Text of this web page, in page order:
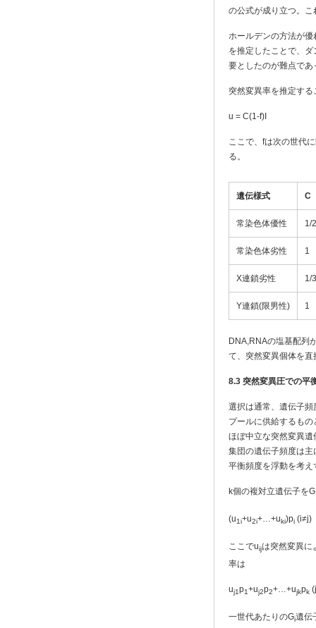
の公式が成り立つ。
ホールデンの方法が
を推定したことで、
要としたのが難点で
突然変異率を推定す
u = C(1-f)I
ここで、fは次の世代
る。
遺伝様式 C
常染色体優性 1/2
常染色体劣性 1
X連鎖劣性 1/3
Y連鎖(限男性) 1
DNA,RNAの塩基配列
て、突然変異個体を
8.3 突然変異圧での平
選択は通常、遺伝子
プールに供給するも
ほぼ中立な突然変異
集団の遺伝子頻度は
平衡頻度を浮動を考
k個の複対立遺伝子をG
(u1i+u2i+…+uki)pi (i≠j)
ここでuijは突然変異に
率は
uj1p1+uj2p2+…+ujkpk
一世代あたりのGi遺伝